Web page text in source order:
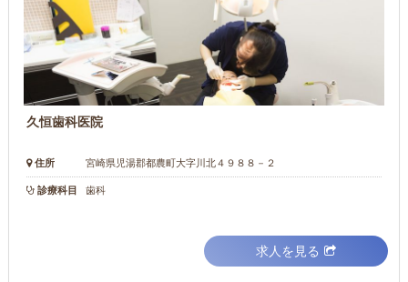
久恒歯科医院
住所 宮崎県児湯郡都農町大字川北４９８８－２
診療科目 歯科
求人を見る